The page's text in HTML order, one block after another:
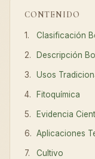
CONTENIDO
Clasificación
Descripción
Usos
Fitoquímica
Evidencia
Aplicaciones
Cultivo